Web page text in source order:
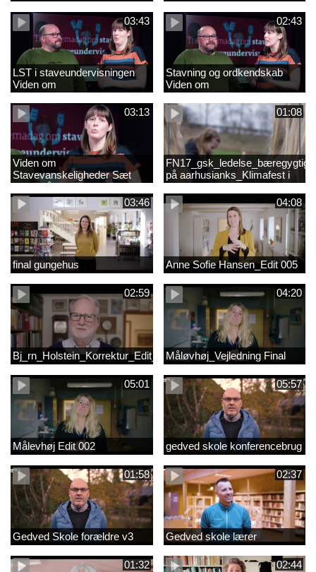
03:43
LST i staveundervisningen
Viden om
stavevanskeligheder
02:43
Stavning og ordkendskab
Viden om
stavevanskeligheder
03:13
Viden om
Stavevanskeligheder Sæt
fokus på stavning
01:08
på aarhusianks_Klimafest i
børnehøjde
03:46
final gungehus
04:08
Anne Sofie Hansen_Edit 005
02:59 04:20
Måløvhøj_Vejledning Final
05:01
Målevhøj Edit 002
05:57
gedved skole konferencebrug
01:58
Gedved Skole forældre v3
02:37
Gedved skole lærer
01:32 02:44